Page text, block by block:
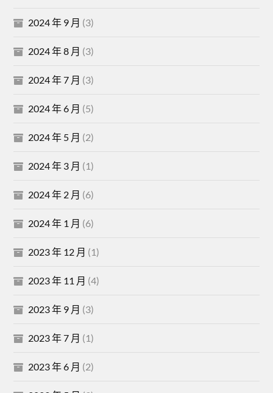
2024 年 9 月 (3)
2024 年 8 月 (3)
2024 年 7 月 (3)
2024 年 6 月 (5)
2024 年 5 月 (2)
2024 年 3 月 (1)
2024 年 2 月 (6)
2024 年 1 月 (6)
2023 年 12 月 (1)
2023 年 11 月 (4)
2023 年 9 月 (3)
2023 年 7 月 (1)
2023 年 6 月 (2)